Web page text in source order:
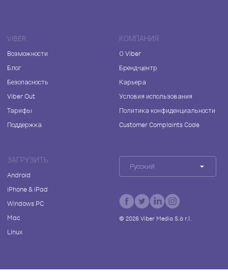
VIBER
Возможности
Блог
Безопасность
Viber Out
Тарифы
Поддержка
КОМПАНИЯ
О Viber
Бренд-центр
Карьера
Условия использования
Политика конфиденциальности
Customer Complaints Code
ЗАГРУЗИТЬ
Android
iPhone & iPad
Windows PC
Mac
Linux
Русский
© 2026Viber Media S.à r.l.